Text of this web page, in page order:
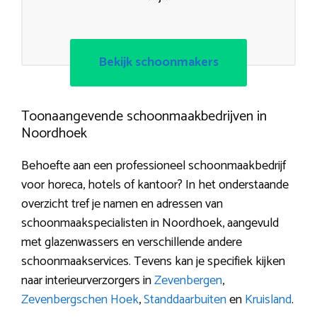
Bekijk schoonmakers
Toonaangevende schoonmaakbedrijven in
Noordhoek
Behoefte aan een professioneel schoonmaakbedrijf
voor horeca, hotels of kantoor? In het onderstaande
overzicht tref je namen en adressen van
schoonmaakspecialisten in Noordhoek, aangevuld
met glazenwassers en verschillende andere
schoonmaakservices. Tevens kan je specifiek kijken
naar interieurverzorgers inZevenbergen,
Zevenbergschen Hoek,StanddaarbuitenenKruisland.